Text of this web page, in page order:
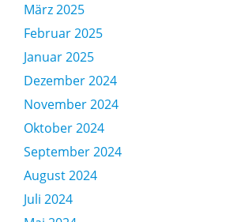
März 2025
Februar 2025
Januar 2025
Dezember 2024
November 2024
Oktober 2024
September 2024
August 2024
Juli 2024